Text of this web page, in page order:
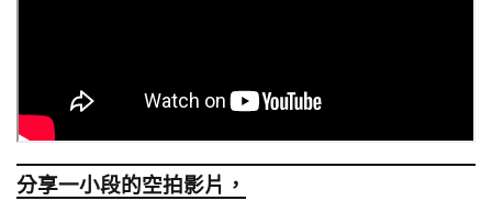
分享一小段的空拍影片，